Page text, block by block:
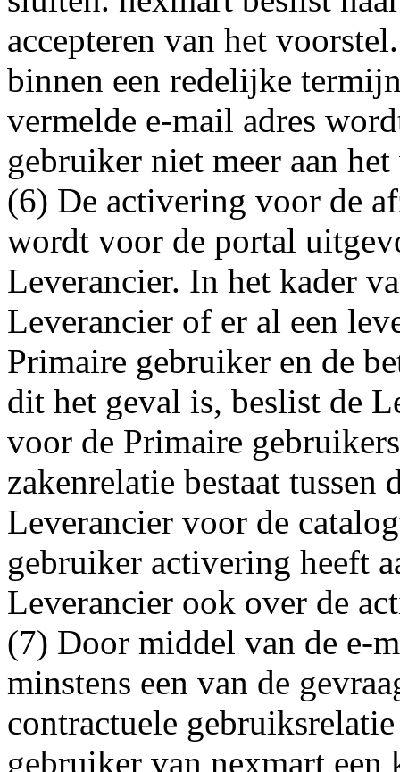
accepteren van het
binnen een redelijke
vermelde e-mail adres
gebruiker niet meer aan
(6) De activering voor de
wordt voor de portal
Leverancier. In het kader
Leverancier of er al een
Primaire gebruiker en de
dit het geval is, beslist de
voor de Primaire
zakenrelatie bestaat
Leverancier voor de
gebruiker activering heeft
Leverancier ook over de
(7) Door middel van de e-
minstens een van de
contractuele
gebruiker van nexmart een